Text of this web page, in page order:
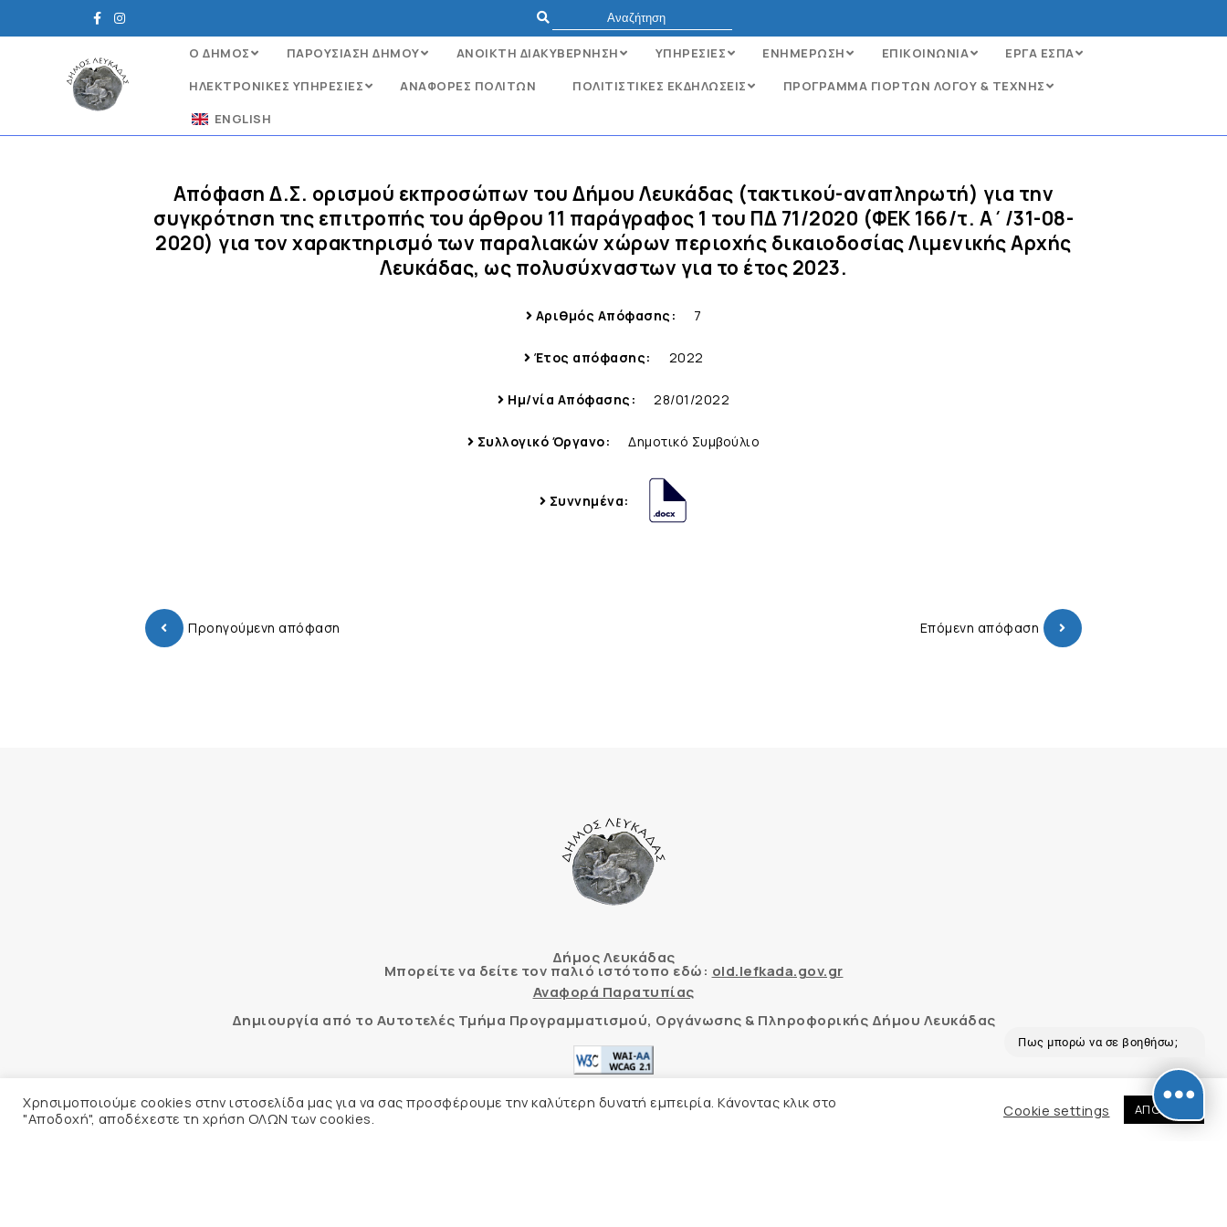
Ο ΔΗΜΟΣ ΠΑΡΟΥΣΙΑΣΗ ΔΗΜΟΥ ΑΝΟΙΚΤΗ ΔΙΑΚΥΒΕΡΝΗΣΗ ΥΠΗΡΕΣΙΕΣ ΕΝΗΜΕΡΩΣΗ ΕΠΙΚΟΙΝΩΝΙΑ
ΕΡΓΑ ΕΣΠΑ
ΗΛΕΚΤΡΟΝΙΚΈΣ ΥΠΗΡΕΣΊΕΣ
ΑΝΑΦΟΡΈΣ ΠΟΛΙΤΏΝ ΠΟΛΙΤΙΣΤΙΚΕΣ ΕΚΔΗΛΩΣΕΙΣ
ΠΡΟΓΡΑΜΜΑ ΓΙΟΡΤΩΝ ΛΟΓΟΥ & ΤΕΧΝΗΣ
ENGLISH
Απόφαση Δ.Σ. ορισμού εκπροσώπων του Δήμου Λευκάδας (τακτικού-αναπληρωτή) για την
συγκρότηση της επιτροπής του άρθρου 11 παράγραφος 1 του ΠΔ 71/2020 (ΦΕΚ 166/τ. Α΄/31-08-
2020) για τον χαρακτηρισμό των παραλιακών χώρων περιοχής δικαιοδοσίας Λιμενικής Αρχής
Λευκάδας, ως πολυσύχναστων για το έτος 2023.
Αριθμός Απόφασης: 7
Έτος απόφασης: 2022
Ημ/νία Απόφασης: 28/01/2022
Συλλογικό Όργανο: Δημοτικό Συμβούλιο
Συννημένα:
Προηγούμενη απόφαση Επόμενη απόφαση
Δήμος Λευκάδας
Μπορείτε να δείτε τον παλιό ιστότοπο εδώ: old.lefkada.gov.gr
Αναφορά Παρατυπίας
Δημιουργία από το Αυτοτελές Τμήμα Προγραμματισμού, Οργάνωσης & Πληροφορικής Δήμου Λευκάδας
Αυτόματος έλεγχος προσβασιμότητας δικτυακού τόπου με βάση το πρότυπο WCAG 2.1 AA και με το εργαλείο “AChecker”
Χρησιμοποιούμε cookies στην ιστοσελίδα μας για να σας προσφέρουμε την καλύτερη δυνατή εμπειρία. Κάνοντας κλικ στο
"Αποδοχή", αποδέχεστε τη χρήση ΟΛΩΝ των cookies.
Cookie settings ΑΠΟΔΟΧΗ
Πως μπορώ να σε βοηθήσω;